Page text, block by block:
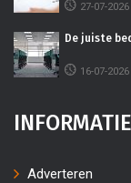
27-07-2026
De juiste
16-07-2026
INFORMATIE
Adverteren